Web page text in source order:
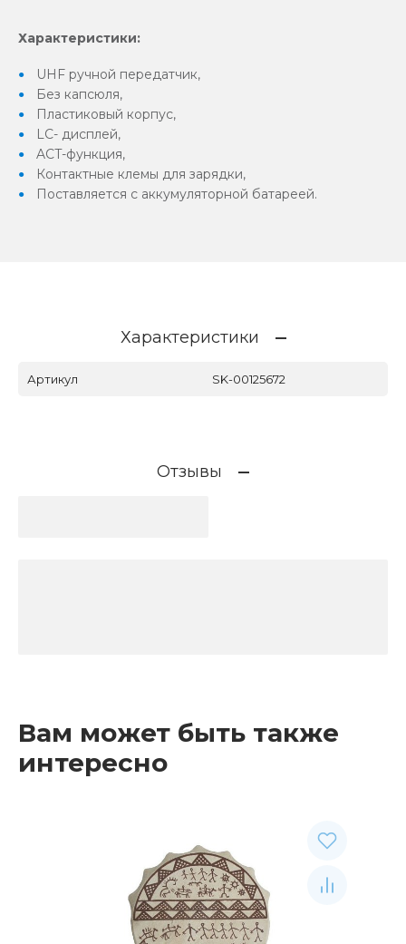
Характеристики:
UHF ручной передатчик,
Без капсюля,
Пластиковый корпус,
LC- дисплей,
ACT-функция,
Контактные клемы для зарядки,
Поставляется с аккумуляторной батареей.
Характеристики
Артикул SK-00125672
Отзывы
Вам может быть также
интересно